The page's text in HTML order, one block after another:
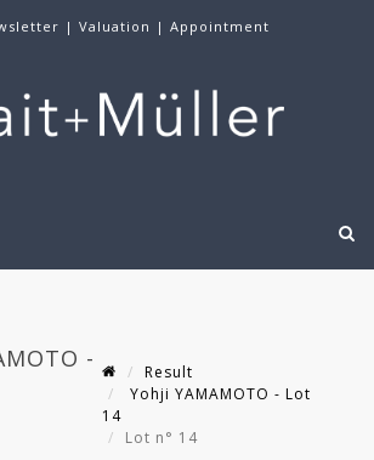
| Valuation | Appointment
-
Result
Yohji YAMAMOTO - Lot
14
Lot n° 14